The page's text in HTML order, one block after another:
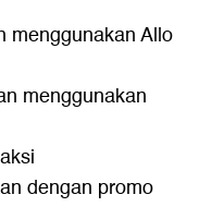
menggunakan Allo
menggunakan
dengan promo